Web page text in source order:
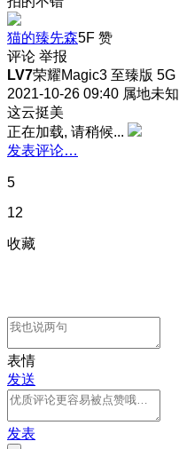
猫的臻先森5F 赞
评论 举报
LV7荣耀Magic3 至臻版 5G
2021-10-26 09:40 属地未知
这云挺美
正在加载, 请稍候...
发表评论…
5
12
收藏
表情
发送
发表